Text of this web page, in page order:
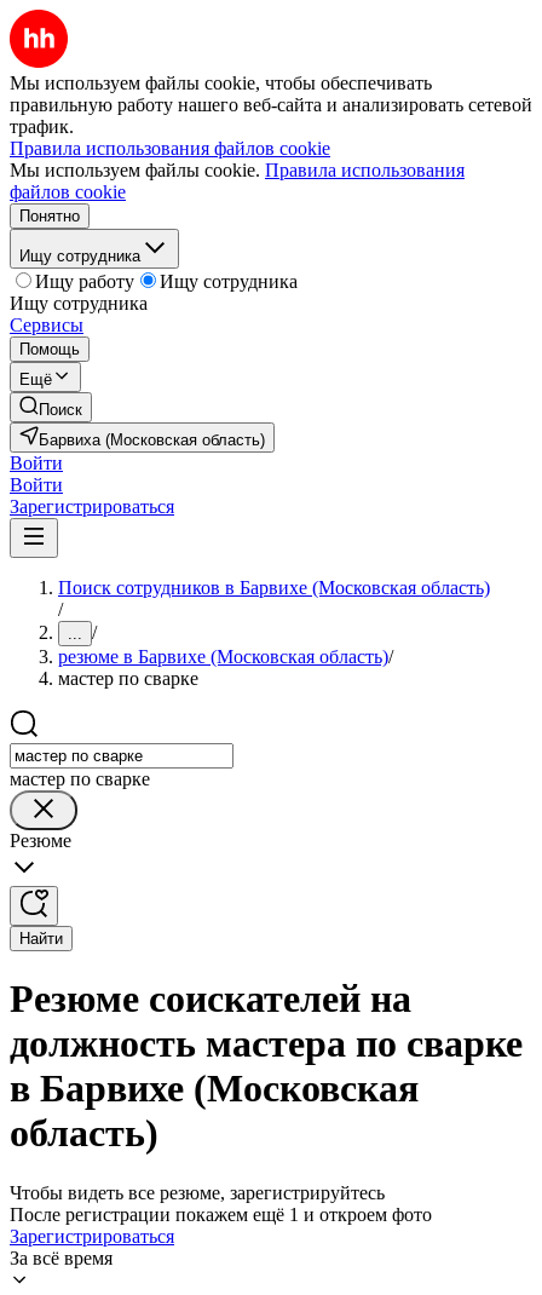
Мы используем файлы cookie, чтобы обеспечивать
правильную работу нашего веб-сайта и анализировать сетевой
трафик.
Правила использования файлов cookie
Мы используем файлы cookie. Правила использования
файлов cookie
Понятно
Ищу сотрудника
Ищу работу
Ищу сотрудника
Ищу сотрудника
Сервисы
Помощь
Ещё
Поиск
Барвиха (Московская область)
Войти
Войти
Зарегистрироваться
Поиск сотрудников в Барвихе (Московская область)
/
... /
резюме в Барвихе (Московская область)/
мастер по сварке
мастер по сварке
Резюме
Найти
Резюме соискателей на
должность мастера по сварке
в Барвихе (Московская
область)
Чтобы видеть все резюме, зарегистрируйтесь
После регистрации покажем ещё 1 и откроем фото
Зарегистрироваться
За всё время